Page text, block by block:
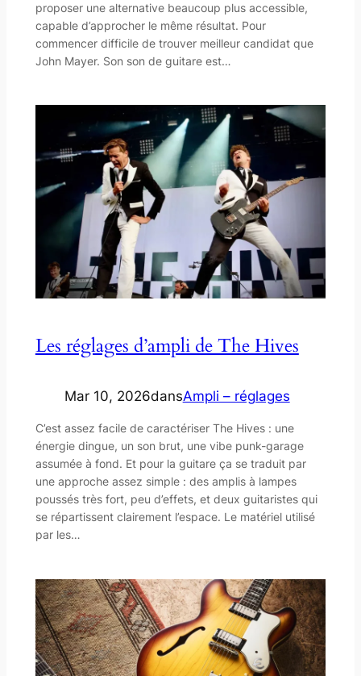
proposer une alternative beaucoup plus accessible,
capable d’approcher le même résultat. Pour
commencer difficile de trouver meilleur candidat que
John Mayer. Son son de guitare est…
Les réglages d’ampli de The Hives
Mar 10, 2026dansAmpli – réglages
C’est assez facile de caractériser The Hives : une
énergie dingue, un son brut, une vibe punk-garage
assumée à fond. Et pour la guitare ça se traduit par
une approche assez simple : des amplis à lampes
poussés très fort, peu d’effets, et deux guitaristes qui
se répartissent clairement l’espace. Le matériel utilisé
par les…